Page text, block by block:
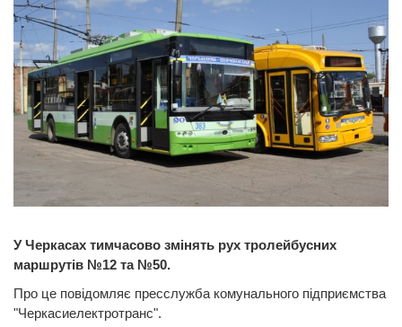
У Черкасах тимчасово змінять рух тролейбусних
маршрутів №12 та №50.
Про це повідомляє пресслужба комунального підприємства
"Черкасиелектротранс".